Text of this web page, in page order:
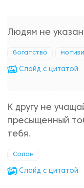
Людям не
богатство
Cлайд с цитатой
К другу не
пресыщенный
тебя.
Солон
Cлайд с цитатой